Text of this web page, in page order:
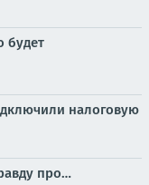
будет
налоговую
про…